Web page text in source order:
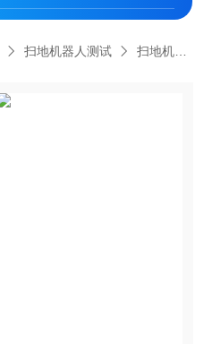
扫地机器人测试 扫地机上下水寿命试验机